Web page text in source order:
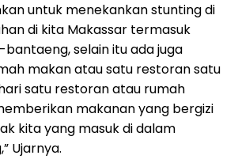
untuk menekankan stunting di
di kita Makassar termasuk
selain itu ada juga
makan atau satu restoran satu
satu restoran atau rumah
makanan yang bergizi
kita yang masuk di dalam
Ujarnya.